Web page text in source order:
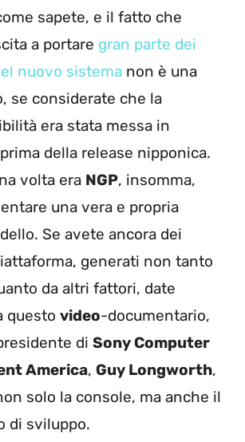
sapete, e il fatto che
a portare gran parte dei
nuovo sistema non è una
se considerate che la
era stata messa in
della release nipponica.
volta era NGP, insomma,
una vera e propria
Se avete ancora dei
generati non tanto
da altri fattori, date
questo video-documentario,
di Sony Computer
America, Guy Longworth,
solo la console, ma anche il
di sviluppo.